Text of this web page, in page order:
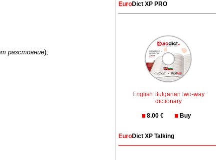
разстояние);
EuroDict XP PRO
English Bulgarian two-way
dictionary
8.00 € Buy
EuroDict XP Talking